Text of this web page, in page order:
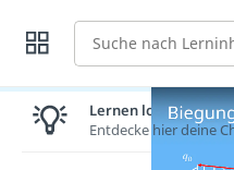
Suche
Lernen lohnt sich!
Entdecke hier deine